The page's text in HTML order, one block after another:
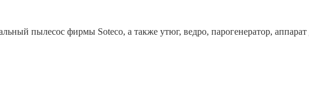
пылесос фирмы Soteco, а также утюг, ведро, парогенератор,